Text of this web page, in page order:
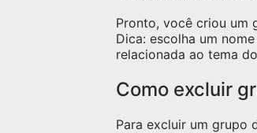
Pronto, você criou um
Dica: escolha um
relacionada ao tema
Como excluir
Para excluir um grupo